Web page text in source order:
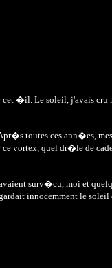
�il. Le soleil, j'avais cru
toutes ces ann�es,
vortex, quel dr�le de
surv�cu, moi et
innocemment le soleil